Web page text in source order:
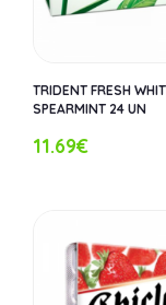
TRIDENT FRESH
SPEARMINT 24 UN
11.69€